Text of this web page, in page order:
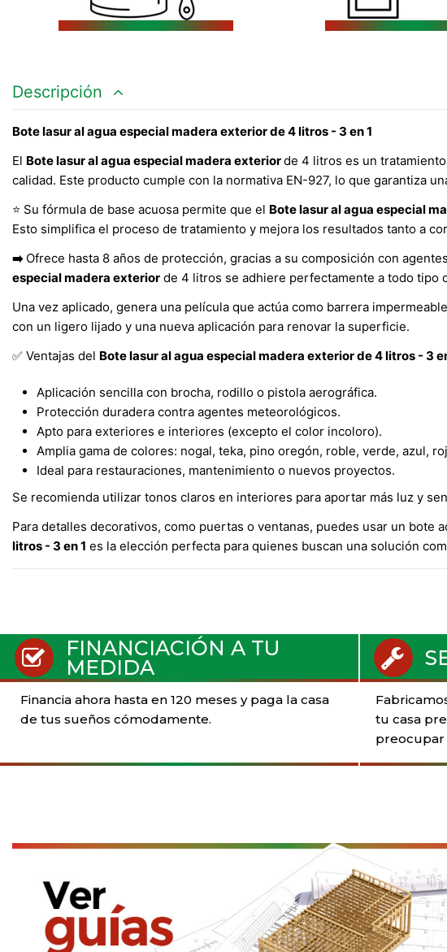
Descripción
Bote lasur al agua especial madera exterior de 4 litros - 3 en 1
El Bote lasur al agua especial madera exteriorde 4 litros es un
calidad. Este producto cumple con la normativa EN-927, lo que garantiza
⭐ Su fórmula de base acuosa permite que el Bote lasur al agua especial
Esto simplifica el proceso de tratamiento y mejora los resultados tanto a
➡️ Ofrece hasta 8 años de protección, gracias a su composición con
especial madera exterior de 4 litros se adhiere perfectamente a todo tipo
Una vez aplicado, genera una película que actúa como barrera
con un ligero lijado y una nueva aplicación para renovar la superficie.
✅ Ventajas del Bote lasur al agua especial madera exterior de 4 litros - 3
Aplicación sencilla con brocha, rodillo o pistola aerográfica.
Protección duradera contra agentes meteorológicos.
Apto para exteriores e interiores (excepto el color incoloro).
Amplia gama de colores: nogal, teka, pino oregón, roble, verde, azul,
Ideal para restauraciones, mantenimiento o nuevos proyectos.
Se recomienda utilizar tonos claros en interiores para aportar más luz y
Para detalles decorativos, como puertas o ventanas, puedes usar un bote
litros - 3 en 1 es la elección perfecta para quienes buscan una solución
FINANCIACIÓN A TU
MEDIDA
Financia ahora hasta en 120 meses y paga la casa
de tus sueños cómodamente.
tu casa
preocupar